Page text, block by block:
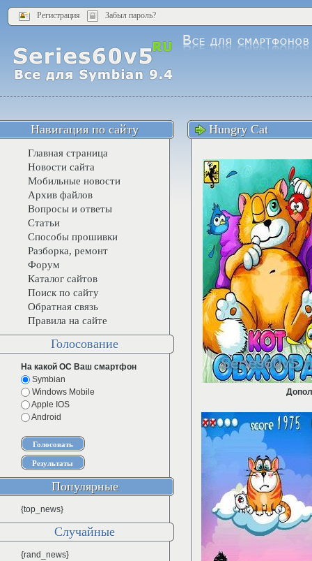
Регистрация Забыл пароль?
Hungry Cat
Навигация по сайту
Главная страница
Новости сайта
Мобильные новости
Архив файлов
Вопросы и ответы
Статьи
Способы прошивки
Разборка, ремонт
Форум
Каталог сайтов
Поиск по сайту
Обратная связь
Правила на сайте
Голосование
На какой ОС Ваш смартфон
Symbian
Windows Mobile
Apple IOS
Android
Популярные
{top_news}
Случайные
{rand_news}